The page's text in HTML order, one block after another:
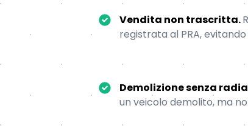
Vendita non trascritta.
registrata al PRA,
Demolizione senza
un veicolo demolito, ma